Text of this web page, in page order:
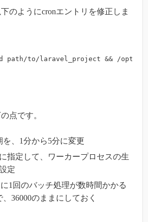
のようにcronエントリを修正しま
to/laravel_project && /opt/php-
点です。
を、1分から5分に変更
に指定して、ワーカープロセスの生
定
1回のバッチ処理が数時間かかる
36000のままにしておく